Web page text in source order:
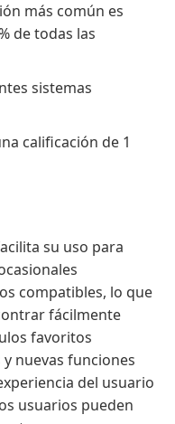
más común es
de todas las
sistemas
calificación de 1
su uso para
compatibles, lo que
fácilmente
favoritos
nuevas funciones
del usuario
usuarios pueden